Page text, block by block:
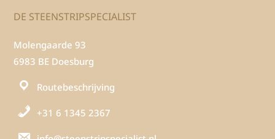
DE STEENSTRIPSPECIALIST
Molengaarde 93
6983 BE Doesburg
Routebeschrijving
+31 6 1345 2367